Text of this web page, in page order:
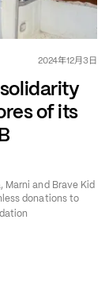
2024年12月3日
of its
Marni and Brave Kid
donations to